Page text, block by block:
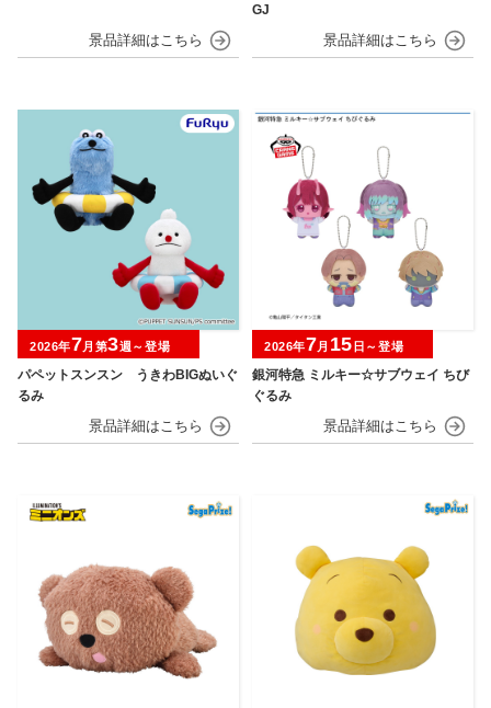
GJ
パペットスンスン うきわBIGぬいぐ
るみ
2026年7月第3週～登場
銀河特急 ミルキー☆サブウェイ ちび
ぐるみ
2026年7月 15 日～登場